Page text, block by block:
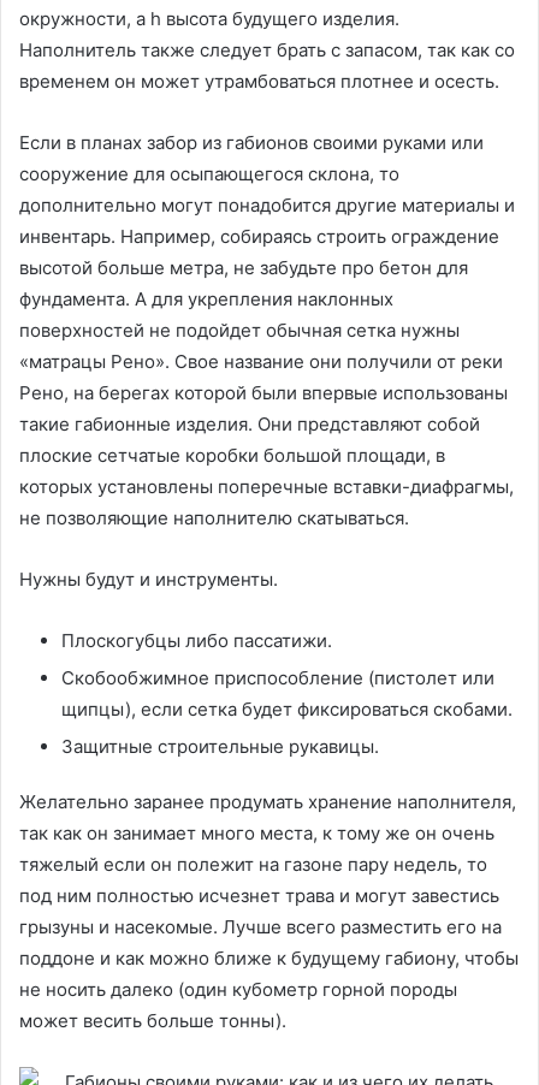
окружности, а h высота будущего изделия.
Наполнитель также следует брать с запасом, так как со
временем он может утрамбоваться плотнее и осесть.
Если в планах забор из габионов своими руками или
сооружение для осыпающегося склона, то
дополнительно могут понадобится другие материалы и
инвентарь. Например, собираясь строить ограждение
высотой больше метра, не забудьте про бетон для
фундамента. А для укрепления наклонных
поверхностей не подойдет обычная сетка нужны
«матрацы Рено». Свое название они получили от реки
Рено, на берегах которой были впервые использованы
такие габионные изделия. Они представляют собой
плоские сетчатые коробки большой площади, в
которых установлены поперечные вставки-диафрагмы,
не позволяющие наполнителю скатываться.
Нужны будут и инструменты.
Плоскогубцы либо пассатижи.
Скобообжимное приспособление (пистолет или
щипцы), если сетка будет фиксироваться скобами.
Защитные строительные рукавицы.
Желательно заранее продумать хранение наполнителя,
так как он занимает много места, к тому же он очень
тяжелый если он полежит на газоне пару недель, то
под ним полностью исчезнет трава и могут завестись
грызуны и насекомые. Лучше всего разместить его на
поддоне и как можно ближе к будущему габиону, чтобы
не носить далеко (один кубометр горной породы
может весить больше тонны).